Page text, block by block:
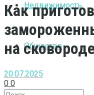
Недвижимость
Общество
Как
на
20.07.2025
0 0